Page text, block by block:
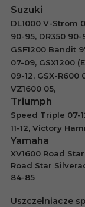
Suzuki
DL1000 V-Strom
90-95, DR350 90-
GSF1200 Bandit
07-09, GSX1200
09-12, GSX-R600
VZ1600 05,
Triumph
Speed Triple 07-
11-12, Victory
Yamaha
XV1600 Road
Road Star
84-85
Uszczelniacze